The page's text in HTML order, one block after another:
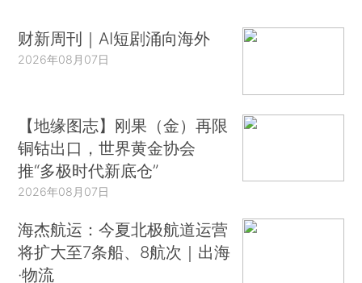
财新周刊｜AI短剧涌向海外
2026年08月07日
【地缘图志】刚果（金）再限
铜钴出口，世界黄金协会
推“多极时代新底仓”
2026年08月07日
海杰航运：今夏北极航道运营
将扩大至7条船、8航次｜出海
·物流